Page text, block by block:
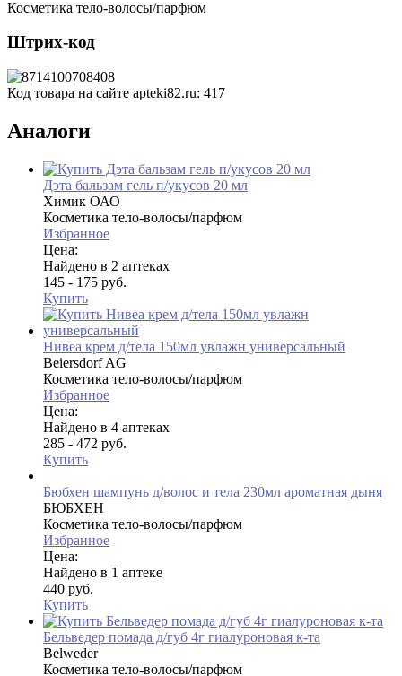
Косметика тело-волосы/парфюм
Штрих-код
Код товара на сайте apteki82.ru: 417
Аналоги
Дэта бальзам гель п/укусов 20 мл
Химик ОАО
Косметика тело-волосы/парфюм
Избранное
Цена:
Найдено в 2 аптеках
145 - 175 руб.
Купить
Нивеа крем д/тела 150мл увлажн универсальный
Beiersdorf AG
Косметика тело-волосы/парфюм
Избранное
Цена:
Найдено в 4 аптеках
285 - 472 руб.
Купить
Бюбхен шампунь д/волос и тела 230мл ароматная дыня
БЮБХЕН
Косметика тело-волосы/парфюм
Избранное
Цена:
Найдено в 1 аптеке
440 руб.
Купить
Бельведер помада д/губ 4г гиалуроновая к-та
Belweder
Косметика тело-волосы/парфюм